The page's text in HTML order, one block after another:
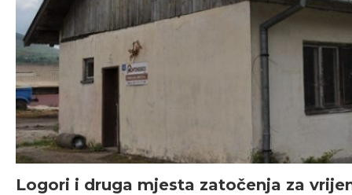
Logori i druga mjesta zatočenja za